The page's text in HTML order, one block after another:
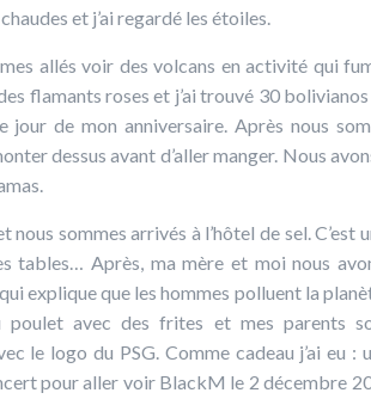
et j’ai regardé les étoiles.
allés voir des volcans en activité qui
flamants roses et j’ai trouvé 30
jour de mon anniversaire. Après nous
dessus avant d’aller manger. Nous
nous sommes arrivés à l’hôtel de sel. C’est
tables… Après, ma mère et moi nous
explique que les hommes polluent la
poulet avec des frites et mes parents
le logo du PSG. Comme cadeau j’ai eu
pour aller voir BlackM le 2 décembre